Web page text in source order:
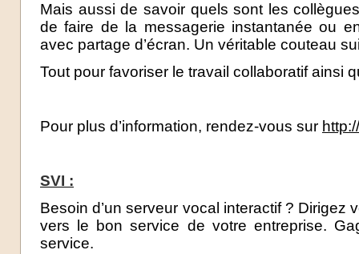
Mais aussi de savoir quels sont les
de faire de la messagerie instantanée ou
avec partage d’écran. Un véritable couteau
Tout pour favoriser le travail collaboratif ainsi
Pour plus d’information, rendez-vous sur
SVI :
Besoin d’un serveur vocal interactif ? Dirigez
vers le bon service de votre entreprise.
service.